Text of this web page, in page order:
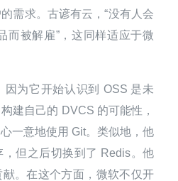
需求。古谚有云，“没有人会
而被解雇”，这同样适应于微
为它开始认识到 OSS 是未
建自己的 DVCS 的可能性，
一意地使用 Git。类似地，他
但之后切换到了 Redis。他
。在这个方面，微软不仅开